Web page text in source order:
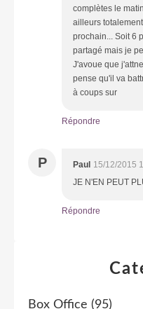
complètes le
ailleurs
prochain... Soit 6
partagé mais je
J'avoue que
pense qu'il va
à coups sur
Répondre
P Paul 15/12/2015
JE N'EN PEUT
Répondre
Box Office (95)